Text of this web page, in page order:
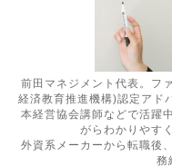
前田マネジメント代表。フ
経済教育推進機構)認定アド
本経営協会講師などで活躍
がらわかりやす
外資系メーカーから転職後
務